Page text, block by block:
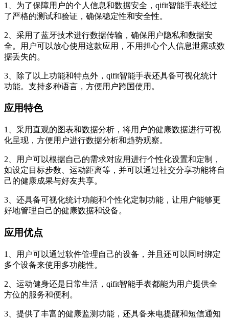
1、为了保障用户的个人信息和数据安全，qifit智能手表经过
了严格的测试和验证，确保稳定性和安全性。
2、采用了蓝牙技术进行数据传输，确保用户隐私和数据安
全。用户可以放心使用这款应用，不用担心个人信息泄露或数
据丢失的。
3、除了以上功能和特点外，qifit智能手表还具备可视化统计
功能。支持多种语言，方便用户跨国使用。
应用特色
1、采用直观的图表和数据分析，将用户的健康数据进行可视
化呈现，方便用户进行数据分析和趋势观察。
2、用户可以根据自己的需求对应用进行个性化设置和定制，
如设定目标步数、运动距离等，并可以通过社交分享功能将自
己的健康成果与好友共享。
3、还具备可视化统计功能和个性化定制功能，让用户能够更
好地管理自己的健康数据和设备。
应用优点
1、用户可以通过软件管理自己的设备，并且还可以同时绑定
多个设备来使用多功能性。
2、运动健身还是日常生活，qifit智能手表都能为用户提供全
方位的服务和便利。
3、提供了丰富的健康监测功能，还具备来电提醒和短信通知